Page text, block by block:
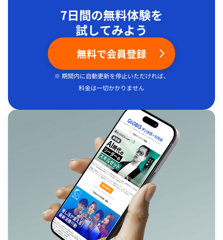
7日間の無料体験を
試してみよう
無料で会員登録
※ 期間内に自動更新を停止いただければ、
料金は一切かかりません